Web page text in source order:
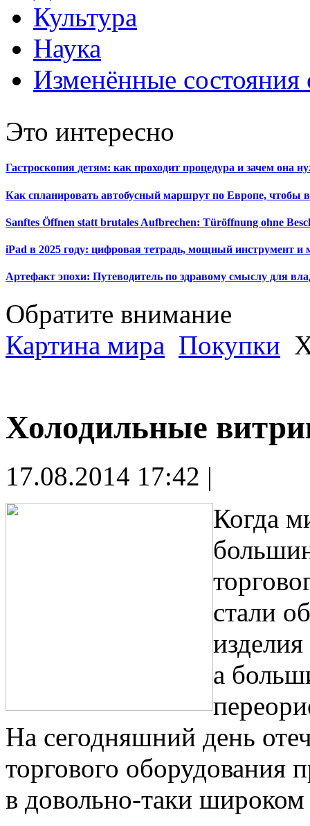
Культура
Наука
Изменённые состояния
Это интересно
Гастроскопия детям: как проходит процедура и зачем она
Как спланировать автобусный маршрут по Европе, чтобы
Sanftes Öffnen statt brutales Aufbrechen: Türöffnung ohne
iPad в 2025 году: цифровая тетрадь, мощный инструмент и
Артефакт эпохи: Путеводитель по здравому смыслу для
Обратите внимание
Картина мира Покупки
Холодильные
17.08.2014 17:42 |
Когда
стали
а
На сегодняшний день
торгового оборудования
в довольно-таки широком